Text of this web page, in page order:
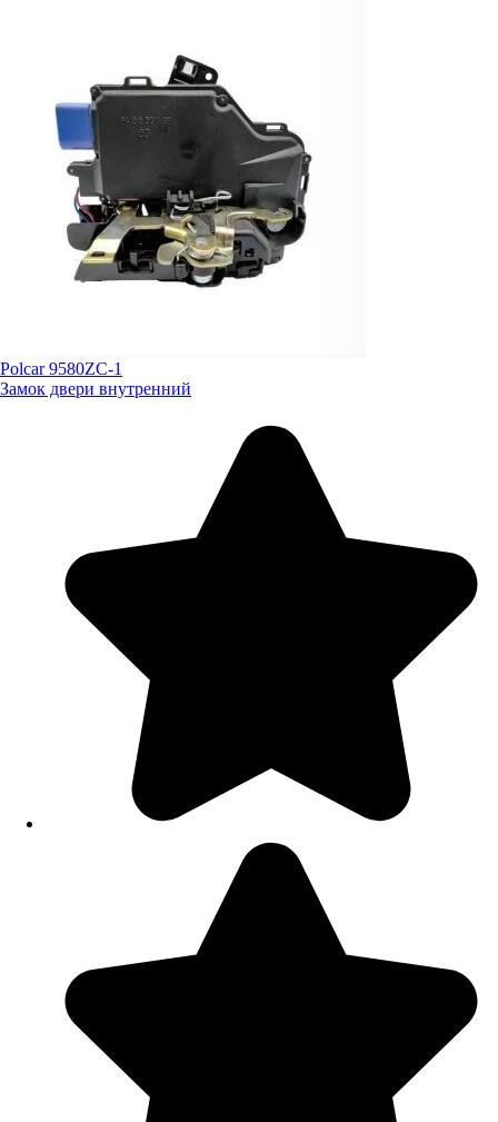
Polcar 9580ZC-1
Замок двери внутренний